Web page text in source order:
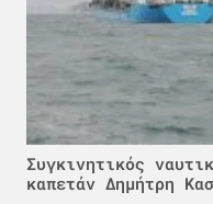
Συγκινητικός
καπετάν Δημήτρη